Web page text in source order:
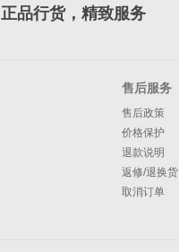
正品行货，精致服务
售后服务
售后政策
价格保护
退款说明
返修/退换货
取消订单